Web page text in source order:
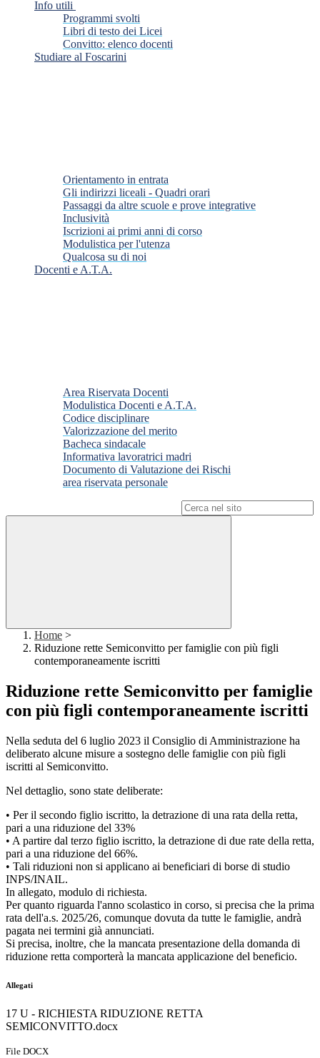
Info utili
Programmi svolti
Libri di testo dei Licei
Convitto: elenco docenti
Studiare al Foscarini
Orientamento in entrata
Gli indirizzi liceali - Quadri orari
Passaggi da altre scuole e prove integrative
Inclusività
Iscrizioni ai primi anni di corso
Modulistica per l'utenza
Qualcosa su di noi
Docenti e A.T.A.
Area Riservata Docenti
Modulistica Docenti e A.T.A.
Codice disciplinare
Valorizzazione del merito
Bacheca sindacale
Informativa lavoratrici madri
Documento di Valutazione dei Rischi
area riservata personale
Home >
Riduzione rette Semiconvitto per famiglie con più figli
contemporaneamente iscritti
Riduzione rette Semiconvitto per famiglie
con più figli contemporaneamente iscritti
Nella seduta del 6 luglio 2023 il Consiglio di Amministrazione ha
deliberato alcune misure a sostegno delle famiglie con più figli
iscritti al Semiconvitto.
Nel dettaglio, sono state deliberate:
• Per il secondo figlio iscritto, la detrazione di una rata della retta,
pari a una riduzione del 33%
• A partire dal terzo figlio iscritto, la detrazione di due rate della retta,
pari a una riduzione del 66%.
• Tali riduzioni non si applicano ai beneficiari di borse di studio
INPS/INAIL.
In allegato, modulo di richiesta.
Per quanto riguarda l'anno scolastico in corso, si precisa che la prima
rata dell'a.s. 2025/26, comunque dovuta da tutte le famiglie, andrà
pagata nei termini già annunciati.
Si precisa, inoltre, che la mancata presentazione della domanda di
riduzione retta comporterà la mancata applicazione del beneficio.
Allegati
17 U - RICHIESTA RIDUZIONE RETTA
SEMICONVITTO.docx
File DOCX